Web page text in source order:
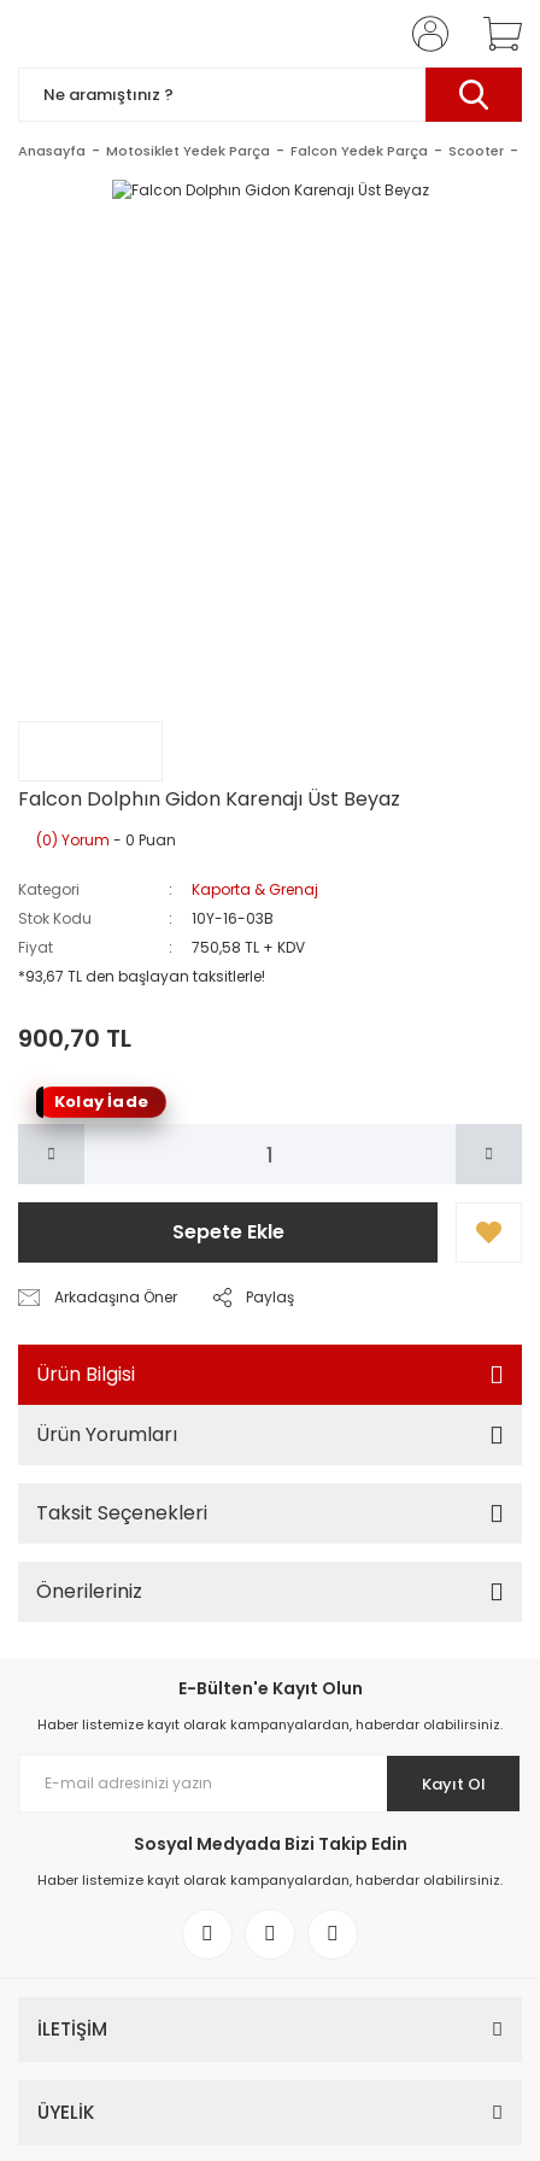
Anasayfa Motosiklet Yedek Parça Falcon Yedek Parça Scooter
Falcon Dolphın Gidon Karenajı Üst Beyaz
(0) Yorum - 0 Puan
Kategori
Kaporta & Grenaj
Stok Kodu
10Y-16-03B
Fiyat
750,58 TL + KDV
*93,67 TL den başlayan taksitlerle!
900,70 TL
Kolay İade
Sepete Ekle
Arkadaşına Öner Paylaş
Ürün Bilgisi
Ürün Yorumları
Taksit Seçenekleri
Önerileriniz
E-Bülten'e Kayıt Olun
Haber listemize kayıt olarak kampanyalardan, haberdar olabilirsiniz.
Kayıt Ol
Sosyal Medyada Bizi Takip Edin
Haber listemize kayıt olarak kampanyalardan, haberdar olabilirsiniz.
İLETİŞİM
ÜYELİK